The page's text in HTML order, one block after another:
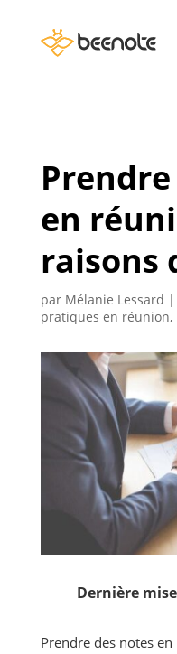
en
raisons
par Mélanie Lessard |
pratiques en réunion,
Dernière
Prendre des notes en